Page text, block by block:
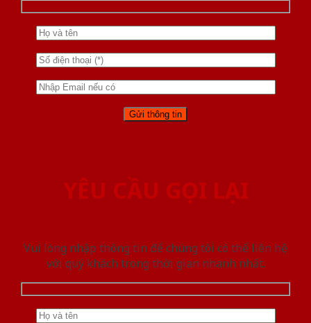
YÊU CẦU GỌI LẠI
Vui lòng nhập thông tin để chúng tôi có thể liên hệ
với quý khách trong thời gian nhanh nhất.